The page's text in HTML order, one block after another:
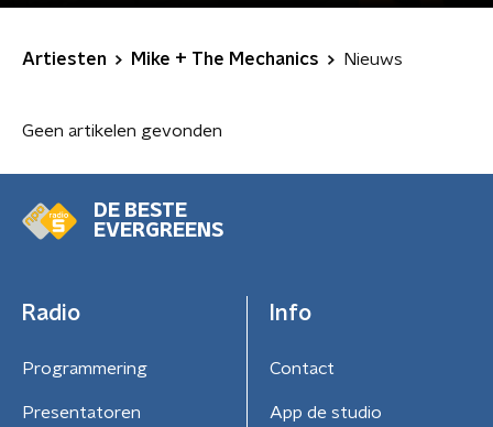
Artiesten Mike + The Mechanics Nieuws
Geen artikelen gevonden
DE BESTE
EVERGREENS
Radio
Programmering
Presentatoren
Info
Contact
App de studio